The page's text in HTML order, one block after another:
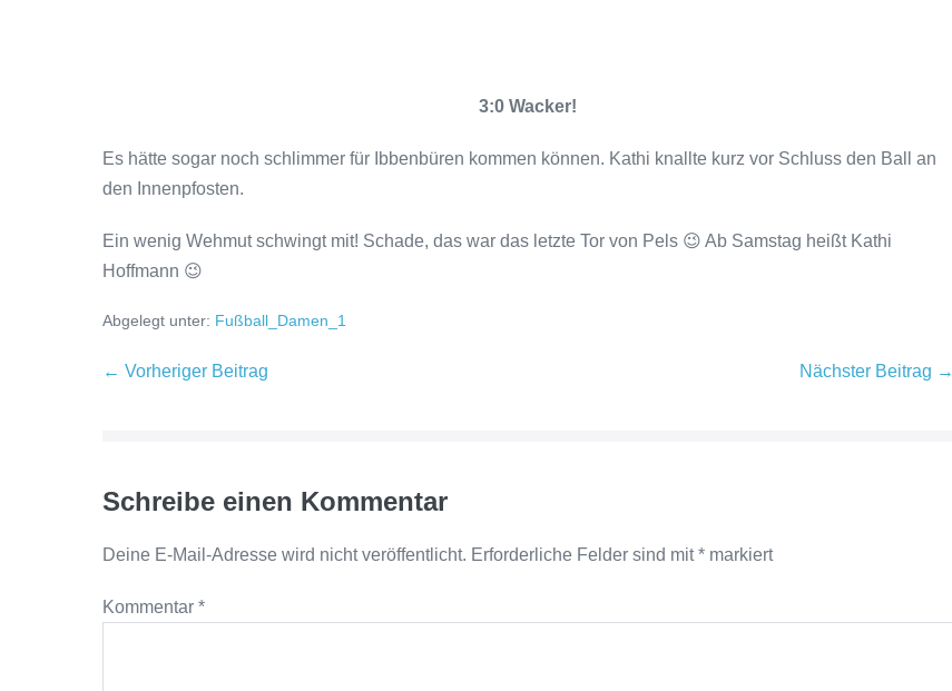
3:0 Wacker!
Es hätte sogar noch schlimmer für Ibbenbüren kommen können. Kathi knallte kurz vor Schluss den Ball an
den Innenpfosten.
Ein wenig Wehmut schwingt mit! Schade, das war das letzte Tor von Pels 😉 Ab Samstag heißt Kathi
Hoffmann 😉
Abgelegt unter: Fußball_Damen_1
← Vorheriger Beitrag Nächster Beitrag →
Schreibe einen Kommentar
Deine E-Mail-Adresse wird nicht veröffentlicht. Erforderliche Felder sind mit* markiert
Kommentar *